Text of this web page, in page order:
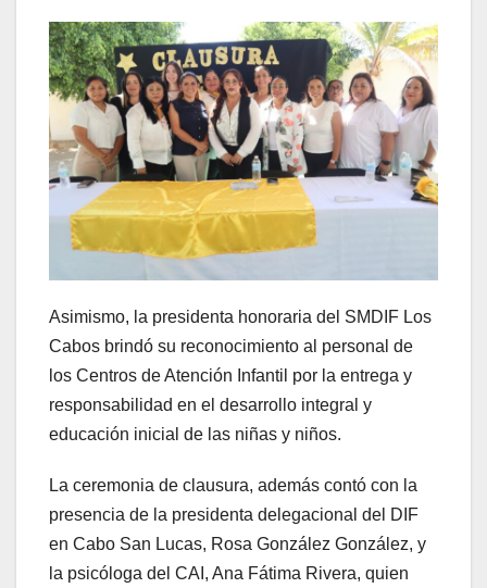
Asimismo, la presidenta honoraria del SMDIF Los
Cabos brindó su reconocimiento al personal de
los Centros de Atención Infantil por la entrega y
responsabilidad en el desarrollo integral y
educación inicial de las niñas y niños.
La ceremonia de clausura, además contó con la
presencia de la presidenta delegacional del DIF
en Cabo San Lucas, Rosa González González, y
la psicóloga del CAI, Ana Fátima Rivera, quien